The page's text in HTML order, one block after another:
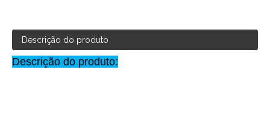
Descrição do produto
Descrição do produto: